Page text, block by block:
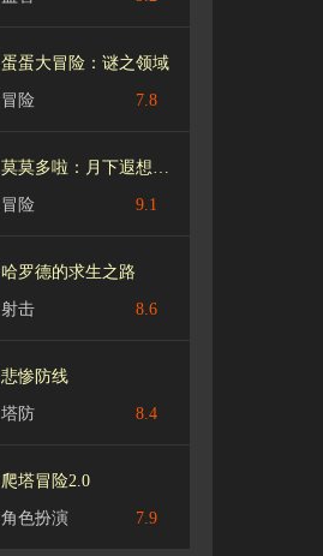
蛋蛋大冒险：谜之领域
冒险 7.8
莫莫多啦：月下遐想中文版
冒险 9.1
哈罗德的求生之路
射击 8.6
悲惨防线
塔防 8.4
爬塔冒险2.0
角色扮演 7.9